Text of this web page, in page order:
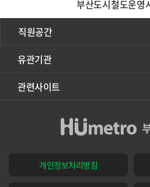
부산도시철도운영
직원공간
유관기관
관련사이트
개인정보처리방침